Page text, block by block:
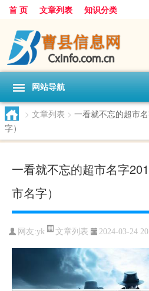
首 页 文章列表 知识分类
网站导航
> 文章列表 > 一看就不忘的超市
字）
一看就不忘的超市名字
市名字）
网友:yk 文章列表 2024-03-24